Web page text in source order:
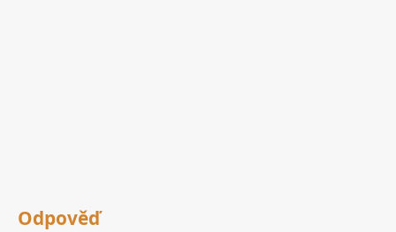
Odpověď